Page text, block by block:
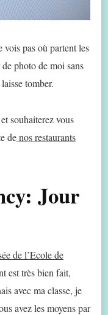
vois pas où partent les
photo de moi sans
tomber.
souhaiterez vous
denos restaurants
Jour
de l’Ecole de
est très bien fait,
avec ma classe, je
avez les moyens par